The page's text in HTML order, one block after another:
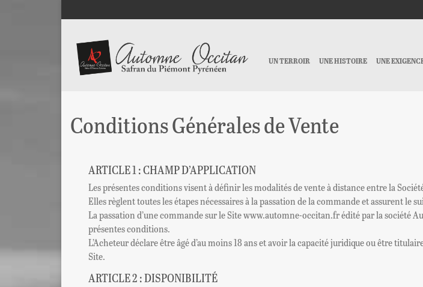
UN TERROIR UNE HISTOIRE UNE
Conditions Générales de Vente
ARTICLE 1 : CHAMP D’APPLICATION
Les présentes conditions visent à définir les modalités de vente à distance entre la
Elles règlent toutes les étapes nécessaires à la passation de la commande et assurent le
La passation d’une commande sur le Site www.automne-occitan.fr édité par la société
présentes conditions.
L’Acheteur déclare être âgé d’au moins 18 ans et avoir la capacité juridique ou être
Site.
ARTICLE 2 : DISPONIBILITÉ